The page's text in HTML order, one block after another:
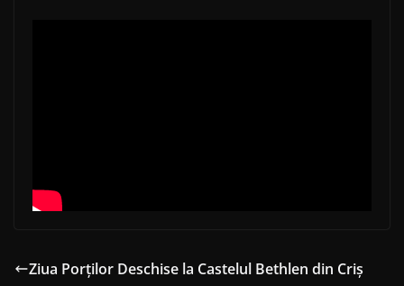
Ziua Porților Deschise la Castelul Bethlen din Criș